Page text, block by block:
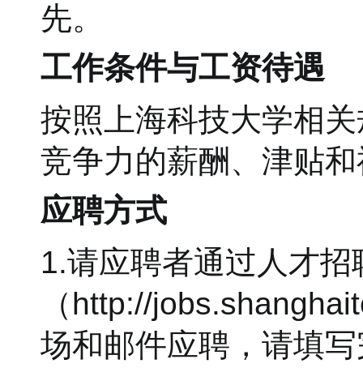
先。
工作条件与工资待遇
按照上海科技大学相
竞争力的薪酬、津贴
应聘方式
1.请应聘者通过人才招
（http://
场和邮件应聘，请填